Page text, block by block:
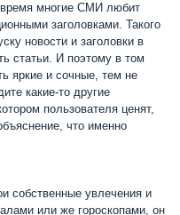
многие СМИ любит
заголовками. Такого
новости и заголовки в
статьи. И поэтому в том
яркие и сочные, тем не
какие-то другие
пользователя ценят,
что именно
собственные увлечения и
или же гороскопами, он